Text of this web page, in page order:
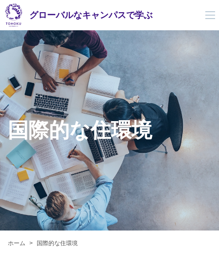
グローバルなキャンパスで学ぶ
国際的な住環境
ホーム 国際的な住環境